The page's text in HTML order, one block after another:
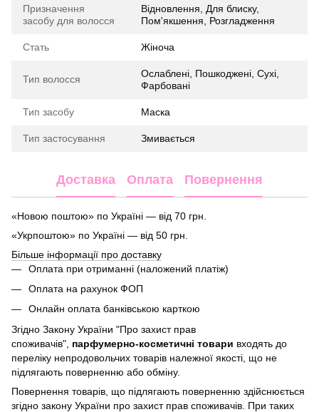
Призначення
засобу для волосся
Відновлення, Для блиску,
Пом'якшення, Розгладження
Стать Жіноча
Тип волосся
Ослаблені, Пошкоджені, Сухі,
Фарбовані
Тип засобу Маска
Тип застосування Змивається
Доставка Оплата Повернення
«Новою поштою» по Україні — від 70 грн.
«Укрпоштою» по Україні — від 50 грн.
Більше інформації про доставку
Оплата при отриманні (наложений платіж)
Оплата на рахунок ФОП
Онлайн оплата банківською карткою
Згідно Закону України "Про захист прав
споживачів", парфумерно-косметичні товари входять до
переліку непродовольчих товарів належної якості, що не
підлягають поверненню або обміну.
Повернення товарів, що підлягають поверненню здійснюється
згідно закону України про захист прав споживачів. При таких